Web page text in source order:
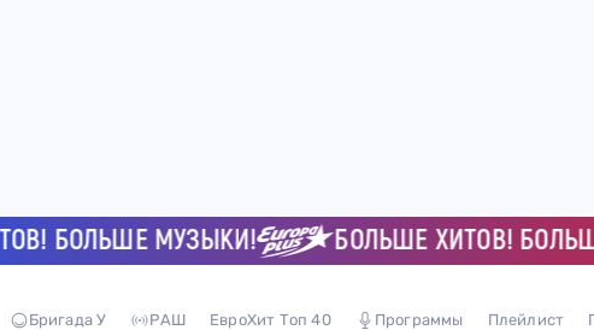
БОЛЬШЕ МУЗЫКИ! БОЛЬШЕ ХИТОВ! БОЛЬШЕ
Бригада У РАШ ЕвроХит Топ 40 Программы Плейлист